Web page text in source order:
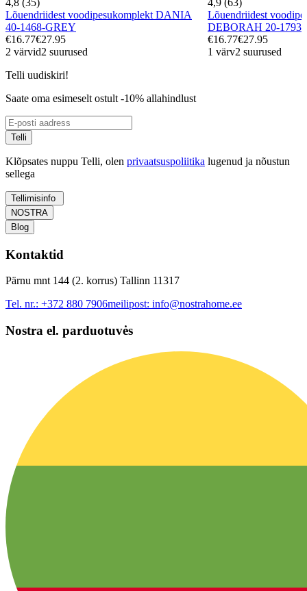
4,8 (35)
Lõuendriidest voodipesukomplekt DANIA
40-1468-GREY
€16.77€27.95
2 värvid2 suurused
4,9 (63)
Lõuendriidest
DEBORAH 20-
€16.77€27.95
1 värv2 suurused
Telli uudiskiri!
Saate oma esimeselt ostult -10% allahindlust
Telli
Klõpsates nuppu Telli, olen privaatsuspoliitika lugenud ja nõustun
sellega
Tellimisinfo
NOSTRA
Blog
Kontaktid
Pärnu mnt 144 (2. korrus) Tallinn 11317
Tel. nr.: +372 880 7906meilipost: info@nostrahome.ee
Nostra el. parduotuvės